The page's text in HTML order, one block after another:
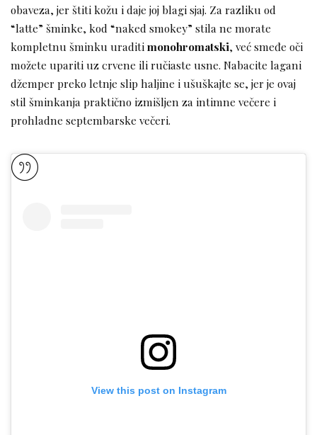
obaveza, jer štiti kožu i daje joj blagi sjaj. Za razliku od
“latte” šminke, kod “naked smokey” stila ne morate
kompletnu šminku uraditimonohromatski, već smeđe oči
možete upariti uz crvene ili ručiaste usne. Nabacite lagani
džemper preko letnje slip haljine i ušuškajte se, jer je ovaj
stil šminkanja praktično izmišljen za intimne večere i
prohladne septembarske večeri.
View this post on Instagram